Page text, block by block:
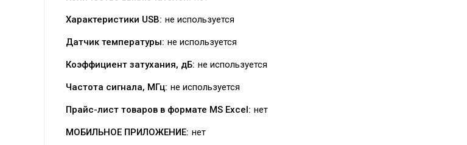
Характеристики USB: не используется
Датчик температуры: не используется
Коэффициент затухания, дБ: не используется
Частота сигнала, МГц: не используется
Прайс-лист товаров в формате MS Excel: нет
МОБИЛЬНОЕ ПРИЛОЖЕНИЕ: нет